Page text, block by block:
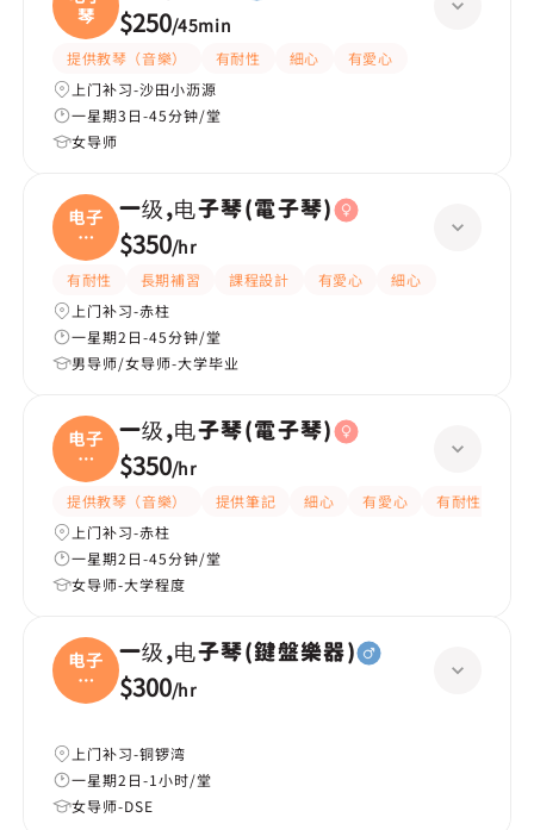
琴
$250/45min
提供教琴（音樂） 有耐性 細心
有愛心
上门补习-沙田小沥源
一星期3日-45分钟/堂
女导师
电子
琴
(電
一级,电子琴(電子琴)
$350/hr
有耐性 長期補習 課程設計 有愛心
細心
上门补习-赤柱
一星期2日-45分钟/堂
男导师/女导师-大学毕业
电子
琴
(電
一级,电子琴(電子琴)
$350/hr
提供教琴（音樂） 提供筆記 細心 有愛心 有耐性
上门补习-赤柱
一星期2日-45分钟/堂
女导师-大学程度
电子
琴
(鍵
一级,电子琴(鍵盤樂器)
$300/hr
上门补习-铜锣湾
一星期2日-1小时/堂
女导师-DSE